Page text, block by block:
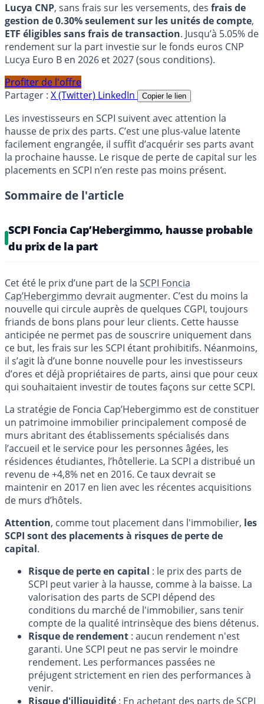
Lucya CNP, sans frais sur les versements, des frais de
gestion de 0.30% seulement sur les unités de compte,
ETF éligibles sans frais de transaction. Jusqu’à 5.05% de
rendement sur la part investie sur le fonds euros CNP
Lucya Euro B en 2026 et 2027 (sous conditions).
Profiter de l'offre
Partager : X (Twitter) LinkedIn Copier le lien
Les investisseurs en SCPI suivent avec attention la
hausse de prix des parts. C’est une plus-value latente
facilement engrangée, il suffit d’acquérir ses parts avant
la prochaine hausse. Le risque de perte de capital sur les
placements en SCPI n’en reste pas moins présent.
Sommaire de l'article
SCPI Foncia Cap’Hebergimmo, hausse probable
du prix de la part
Cet été le prix d’une part de la SCPI Foncia
Cap’Hebergimmo devrait augmenter. C’est du moins la
nouvelle qui circule auprès de quelques CGPI, toujours
friands de bons plans pour leur clients. Cette hausse
anticipée ne permet pas de souscrire uniquement dans
ce but, les frais sur les SCPI étant prohibitifs. Néanmoins,
il s’agit là d’une bonne nouvelle pour les investisseurs
d’ores et déjà propriétaires de parts, ainsi que pour ceux
qui souhaitaient investir de toutes façons sur cette SCPI.
La stratégie de Foncia Cap’Hebergimmo est de constituer
un patrimoine immobilier principalement composé de
murs abritant des établissements spécialisés dans
l’accueil et le service pour les personnes âgées, les
résidences étudiantes, l’hôtellerie. La SCPI a distribué un
revenu de +4,8% net en 2016. Ce taux devrait se
maintenir en 2017 en lien avec les récentes acquisitions
de murs d’hôtels.
Attention, comme tout placement dans l'immobilier, les
SCPI sont des placements à risques de perte de
capital.
Risque de perte en capital : le prix des parts de
SCPI peut varier à la hausse, comme à la baisse. La
valorisation des parts de SCPI dépend des
conditions du marché de l'immobilier, sans tenir
compte de la qualité intrinsèque des biens détenus.
Risque de rendement : aucun rendement n'est
garanti. Une SCPI peut ne pas servir le moindre
rendement. Les performances passées ne
préjugent strictement en rien des performances à
venir.
Risque d'illiquidité : En achetant des parts de SCPI